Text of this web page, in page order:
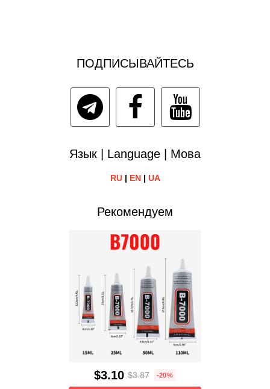
ПОДПИСЫВАЙТЕСЬ
Язык | Language | Мова
RU| EN| UA
Рекомендуем
$3.10 $3.87 -20%